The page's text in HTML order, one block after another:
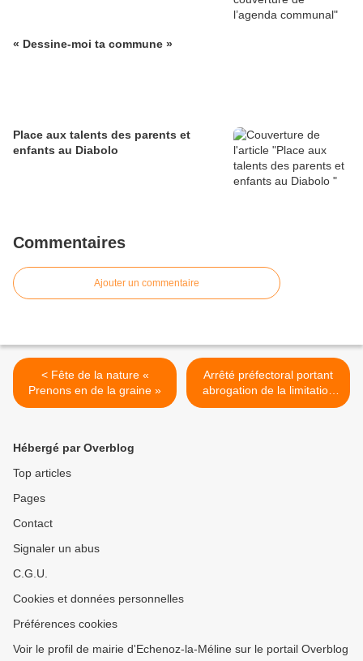
« Dessine-moi ta commune »
Place aux talents des parents et
enfants au Diabolo
Commentaires
Ajouter un commentaire
< Fête de la nature «
Prenons en de la graine »
Arrêté préfectoral portant
abrogation de la limitation
des usages de l'eau >
Hébergé par Overblog
Top articles
Pages
Contact
Signaler un abus
C.G.U.
Cookies et données personnelles
Préférences cookies
Voir le profil de mairie d'Echenoz-la-Méline sur le portail Overblog